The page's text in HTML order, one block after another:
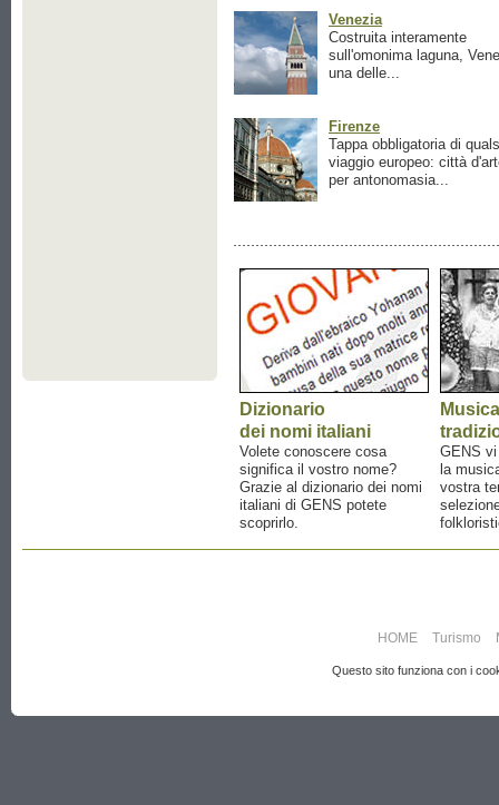
Venezia
Costruita interamente
sull'omonima laguna,
una delle...
Firenze
Tappa obbligatoria di
viaggio europeo: città
per antonomasia...
Dizionario
dei nomi italiani
Volete conoscere cosa
significa il vostro nome?
Grazie al dizionario dei nomi
italiani di GENS potete
scoprirlo.
Musica
GENS
la
vostra
HOME Turismo
Questo sito funziona con i